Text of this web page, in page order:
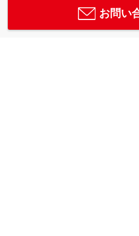
お問い